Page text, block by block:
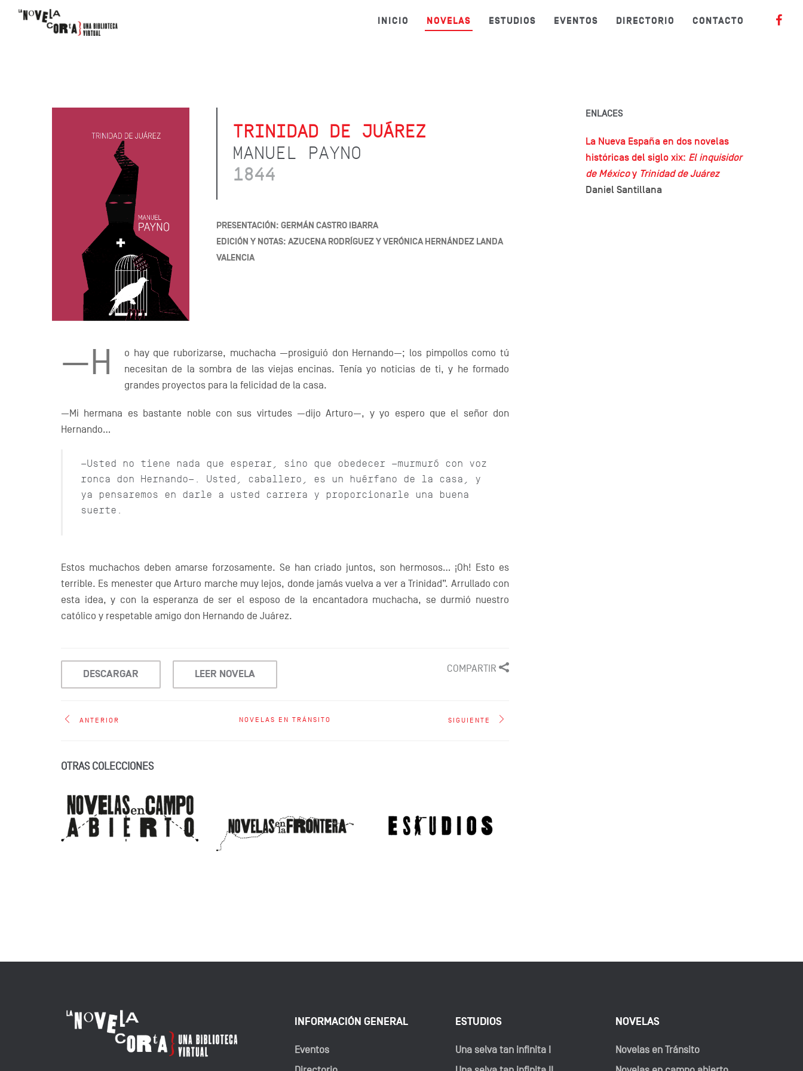
INICIO NOVELAS ESTUDIOS EVENTOS DIRECTORIO CONTACTO
TRINIDAD DE JUÁREZ
MANUEL PAYNO
1844
PRESENTACIÓN: GERMÁN CASTRO IBARRA
EDICIÓN Y NOTAS: AZUCENA RODRÍGUEZ Y VERÓNICA HERNÁNDEZ LANDA
VALENCIA
—H
o hay que ruborizarse, muchacha —prosiguió don Hernando—; los pimpollos como tú
necesitan de la sombra de las viejas encinas. Tenía yo noticias de ti, y he formado
grandes proyectos para la felicidad de la casa.
—Mi hermana es bastante noble con sus virtudes —dijo Arturo—, y yo espero que el señor don
Hernando…
—Usted no tiene nada que esperar, sino que obedecer —murmuró con voz
ronca don Hernando—. Usted, caballero, es un huérfano de la casa, y
ya pensaremos en darle a usted carrera y proporcionarle una buena
suerte.
Estos muchachos deben amarse forzosamente. Se han criado juntos, son hermosos… ¡Oh! Esto es
terrible. Es menester que Arturo marche muy lejos, donde jamás vuelva a ver a Trinidad”. Arrullado con
esta idea, y con la esperanza de ser el esposo de la encantadora muchacha, se durmió nuestro
católico y respetable amigo don Hernando de Juárez.
DESCARGAR LEER NOVELA COMPARTIR
ANTERIOR NOVELAS EN TRÁNSITO SIGUIENTE
OTRAS COLECCIONES
ENLACES
La Nueva España en dos novelas
históricas del siglo xix: El inquisidor
de Méxicoy Trinidad de Juárez
Daniel Santillana
INFORMACIÓN GENERAL
Eventos
ESTUDIOS
Una selva tan infinita I
NOVELAS
Novelas en Tránsito